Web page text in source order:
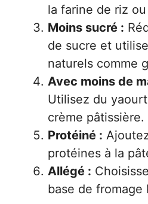
la farine de riz
Moins sucré :
de sucre et
naturels comme
Avec moins de
Utilisez du
crème pâtissière.
Protéiné :
protéines à la
Allégé :
base de fromage